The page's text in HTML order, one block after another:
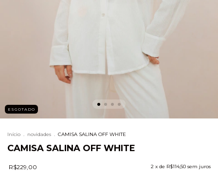
ESGOTADO
Início . novidades . CAMISA SALINA OFF WHITE
CAMISA SALINA OFF WHITE
R$229,00 2 x de R$114,50 sem juros